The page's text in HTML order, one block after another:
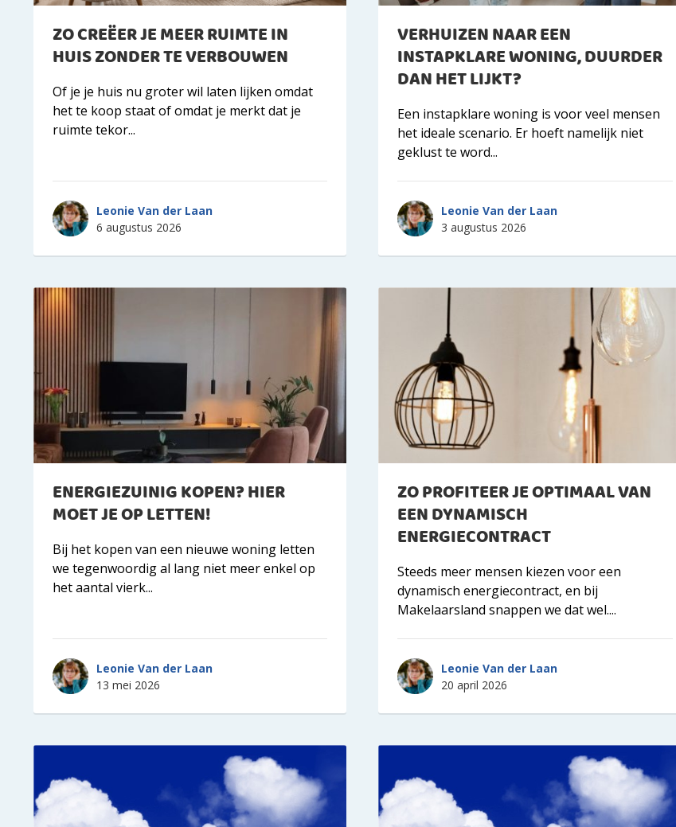
ZO CREËER JE MEER RUIMTE IN
HUIS ZONDER TE VERBOUWEN
Of je je huis nu groter wil laten lijken omdat
het te koop staat of omdat je merkt dat je
ruimte tekor...
Leonie Van der Laan
6 augustus 2026
VERHUIZEN NAAR EEN
INSTAPKLARE WONING, DUURDER
DAN HET LIJKT?
Een instapklare woning is voor veel mensen
het ideale scenario. Er hoeft namelijk niet
geklust te word...
Leonie Van der Laan
3 augustus 2026
ENERGIEZUINIG KOPEN? HIER
MOET JE OP LETTEN!
Bij het kopen van een nieuwe woning letten
we tegenwoordig al lang niet meer enkel op
het aantal vierk...
Leonie Van der Laan
13 mei 2026
ZO PROFITEER JE OPTIMAAL VAN
EEN DYNAMISCH
ENERGIECONTRACT
Steeds meer mensen kiezen voor een
dynamisch energiecontract, en bij
Makelaarsland snappen we dat wel....
Leonie Van der Laan
20 april 2026